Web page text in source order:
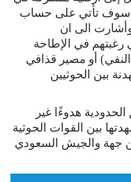
سوف تأتي على حساب
وأشارت الى ان
في الإطاحة
أو مصير قذافي
بين الحوثيين
هدوءًا غير
بين القوات الحوثية
جهة والجيش السعودي